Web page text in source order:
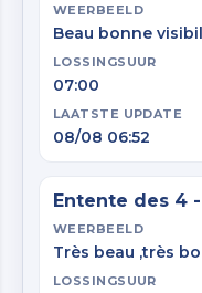
WEERBEELD
Beau bonne
LOSSINGSUUR
07:00
LAATSTE UPDATE
08/08 06:52
Entente des 4
WEERBEELD
Très beau ,très
LOSSINGSUUR